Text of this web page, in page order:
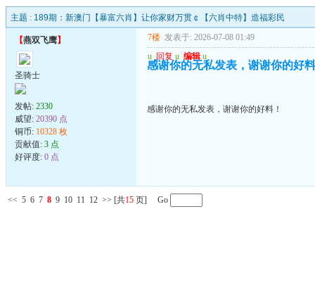
主题 : 189期：新澳门【暴富六肖】让你家财万贯￠【六肖中特】造福彩民
【燕双飞鹰】
圣骑士
发帖: 2330
威望: 20390 点
铜币: 10328 枚
贡献值: 3 点
好评度: 0 点
7楼 发表于: 2026-07-08 01:49
u 回复 u 编辑 u
感谢你的无私发表，谢谢你的好
感谢你的无私发表，谢谢你的好料！
<< 5 6 7 8 9 10 11 12 >> [共15 页] Go